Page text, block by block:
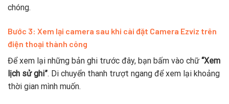
chóng.
Bước 3: Xem lại camera sau khi cài đặt Camera Ezviz trên
điện thoại thành công
Để xem lại những bản ghi trước đây, bạn bấm vào chữ “Xem
lịch sử ghi”. Di chuyển thanh trượt ngang để xem lại khoảng
thời gian mình muốn.